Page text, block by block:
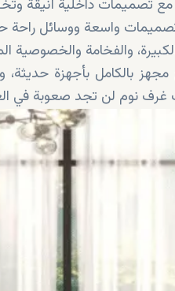
مع تصميمات داخلية أنيقة
واسعة ووسائل راحة
والفخامة والخصوصية
بالكامل بأجهزة حديثة،
نوم لن تجد صعوبة في